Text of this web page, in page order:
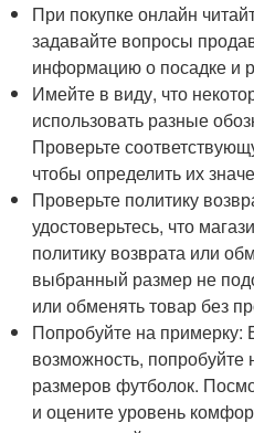
При покупке онлайн
задавайте вопросы
информацию о посадке и
Имейте в виду, что
использовать разные
Проверьте
чтобы определить их
Проверьте политику
удостоверьтесь, что
политику возврата или
выбранный размер не
или обменять товар без
Попробуйте на примерку:
возможность, попробуйте
размеров футболок.
и оцените уровень